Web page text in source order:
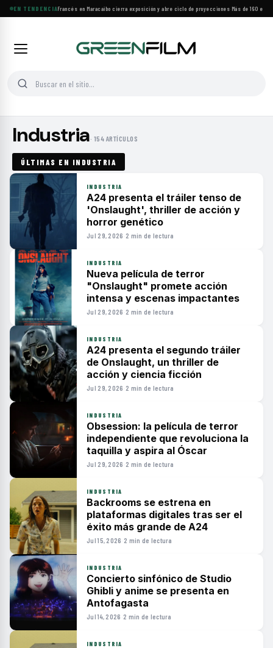
EN TENDENCIA
Festival de Cine Francés en Maracaibo cierra exposición y abre ciclo de proyecciones· Más de 160
Industria· 154 ARTÍCULOS
ÚLTIMAS EN INDUSTRIA
INDUSTRIA
A24 presenta el tráiler tenso de
'Onslaught', thriller de acción y
horror genético
Jul 29, 2026 ·2 min de lectura
INDUSTRIA
Nueva película de terror
"Onslaught" promete acción
intensa y escenas impactantes
Jul 29, 2026 ·2 min de lectura
INDUSTRIA
A24 presenta el segundo tráiler
de Onslaught, un thriller de
acción y ciencia ficción
Jul 29, 2026 ·2 min de lectura
INDUSTRIA
Obsession: la película de terror
independiente que revoluciona la
taquilla y aspira al Óscar
Jul 29, 2026 ·2 min de lectura
INDUSTRIA
Backrooms se estrena en
plataformas digitales tras ser el
éxito más grande de A24
Jul 15, 2026 ·2 min de lectura
INDUSTRIA
Concierto sinfónico de Studio
Ghibli y anime se presenta en
Antofagasta
Jul 14, 2026 ·2 min de lectura
INDUSTRIA